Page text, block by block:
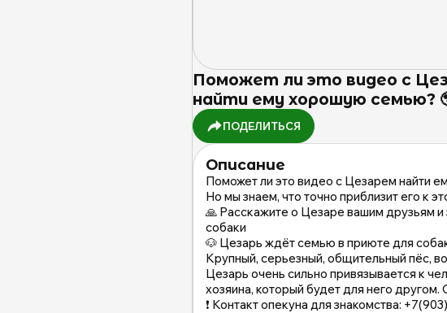
Поможет ли это видео с
найти ему хорошую семью?
ПОДЕЛИТЬСЯ
Описание
Поможет ли это видео с Цезарем найти
Но мы знаем, что точно приблизит его к
🙏 Расскажите о Цезаре вашим друзьям
собаки
🐶 Цезарь ждёт семью в приюте для
Крупный, серьезный, общительный пёс,
Цезарь очень сильно привязывается к
хозяина, который будет для него
❗️ Контакт опекуна для знакомства: